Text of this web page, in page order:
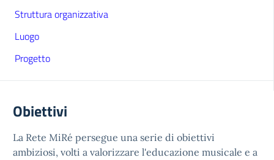
Struttura organizzativa
Luogo
Progetto
Obiettivi
La Rete MiRé persegue una serie di obiettivi
ambiziosi, volti a valorizzare l'educazione musicale e a